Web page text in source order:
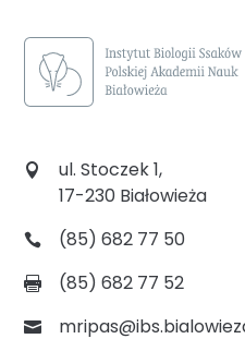
ul. Stoczek 1,
17-230 Białowieża
(85) 682 77 50
(85) 682 77 52